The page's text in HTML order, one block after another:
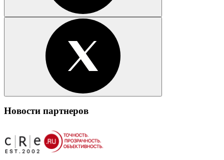
Новости партнеров